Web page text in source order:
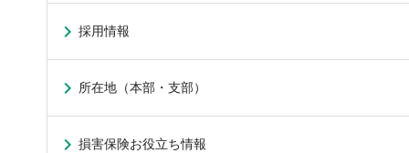
採用情報
所在地（本部・支部）
損害保険お役立ち情報